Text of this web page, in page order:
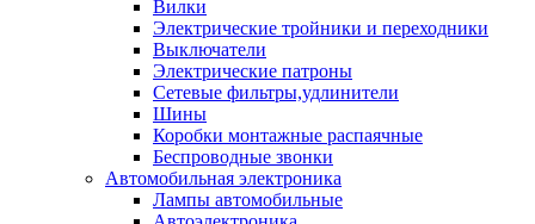
Вилки
Электрические тройники и переходники
Выключатели
Электрические патроны
Сетевые фильтры,удлинители
Шины
Коробки монтажные распаячные
Беспроводные звонки
Автомобильная электроника
Лампы автомобильные